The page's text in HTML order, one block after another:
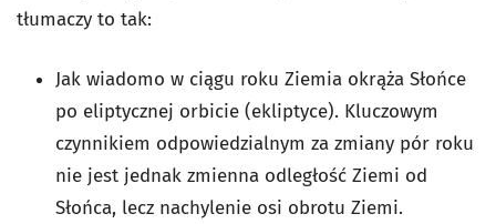
tłumaczy to tak:
Jak wiadomo w ciągu roku Ziemia okrąża Słońce
po eliptycznej orbicie (ekliptyce). Kluczowym
czynnikiem odpowiedzialnym za zmiany pór roku
nie jest jednak zmienna odległość Ziemi od
Słońca, lecz nachylenie osi obrotu Ziemi.